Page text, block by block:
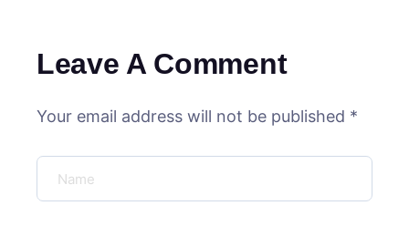
Leave A Comment
Your email address will not be published *